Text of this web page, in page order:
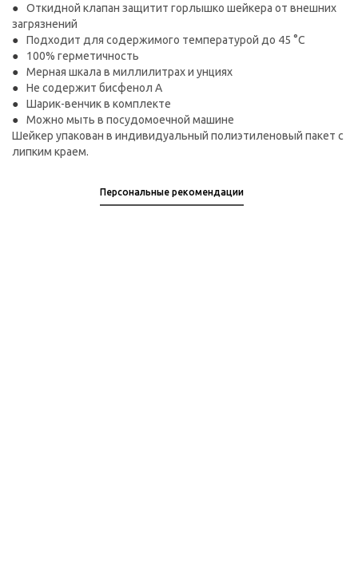
Откидной клапан защитит горлышко шейкера от внешних
загрязнений
Подходит для содержимого температурой до 45 °С
100% герметичность
Мерная шкала в миллилитрах и унциях
Не содержит бисфенол А
Шарик-венчик в комплекте
Можно мыть в посудомоечной машине
Шейкер упакован в индивидуальный полиэтиленовый пакет с
липким краем.
Персональные рекомендации